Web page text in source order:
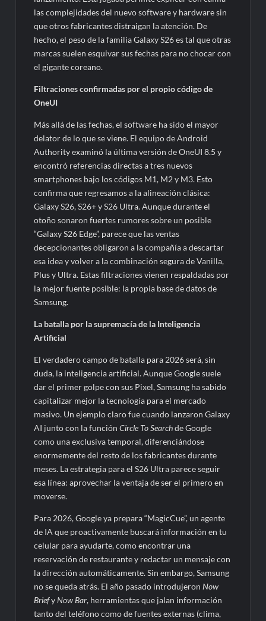
las complejidades del nuevo software y hardware sin
que otros fabricantes distraigan la atención. De
hecho, el peso de la familia Galaxy S26 es tal que otras
marcas suelen esquivar sus fechas para no chocar con
el gigante coreano.
Filtraciones confirmadas por el propio código de
OneUI
Más allá de las fechas, el software ha sido el mayor
delator de lo que se viene. El equipo de Android
Authority examinó la última versión de OneUI 8.5 y
encontró referencias directas a tres nuevos
smartphones bajo los códigos M1, M2 y M3. Esto
confirma que regresamos a la alineación clásica:
Galaxy S26, S26+ y S26 Ultra. Aunque durante el
otoño sonaron fuertes rumores sobre un posible
“Galaxy S26 Edge”, parece que las ventas
decepcionantes obligaron a la compañía a descartar
esa idea y volver a la combinación segura de Vanilla,
Plus y Ultra. Estas filtraciones vienen respaldadas por
la mejor fuente posible: la propia base de datos de
Samsung.
La batalla por la supremacía de la Inteligencia
Artificial
El verdadero campo de batalla para 2026 será, sin
duda, la inteligencia artificial. Aunque Google suele
dar el primer golpe con sus Pixel, Samsung ha sabido
capitalizar mejor la tecnología para el mercado
masivo. Un ejemplo claro fue cuando lanzaron Galaxy
AI junto con la funciónCircle To Searchde Google
como una exclusiva temporal, diferenciándose
enormemente del resto de los fabricantes durante
meses. La estrategia para el S26 Ultra parece seguir
esa línea: aprovechar la ventaja de ser el primero en
moverse.
Para 2026, Google ya prepara “MagicCue”, un agente
de IA que proactivamente buscará información en tu
celular para ayudarte, como encontrar una
reservación de restaurante y redactar un mensaje con
la dirección automáticamente. Sin embargo, Samsung
no se queda atrás. El año pasado introdujeronNow
BriefyNow Bar, herramientas que jalan información
tanto del teléfono como de fuentes externas (clima,